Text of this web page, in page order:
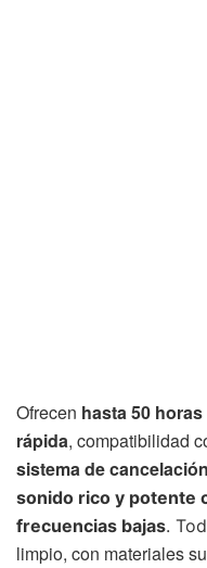
Ofrecen hasta 50
rápida, compatibilidad
sistema de
sonido rico y potente
frecuencias bajas.
limpio, con materiales